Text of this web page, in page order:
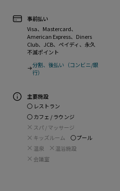
事前払い
Visa、Mastercard、
American Express、Diners
Club、JCB、ペイディ、永久
不滅ポイント
分割、後払い（コンビニ/銀
行）
主要施設
レストラン
カフェ / ラウンジ
スパ / マッサージ
キッズルーム
プール
温泉
温浴施設
会議室